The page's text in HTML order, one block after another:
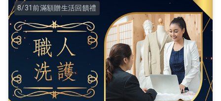
8/31前滿額贈生活回饋禮